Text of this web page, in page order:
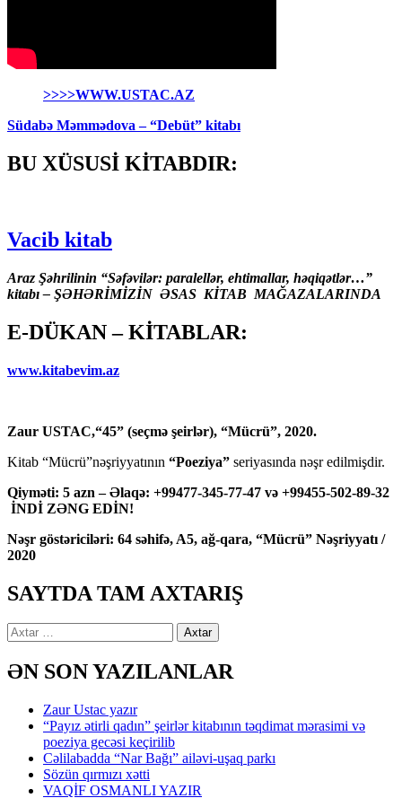
>>>>WWW.USTAC.AZ
Südabə Məmmədova – “Debüt” kitabı
BU XÜSUSİ KİTABDIR:
Vacib kitab
Araz Şəhrilinin “Səfəvilər: paralellər, ehtimallar, həqiqətlər…”
kitabı – ŞƏHƏRİMİZİN ƏSAS KİTAB MAĞAZALARINDA
E-DÜKAN – KİTABLAR:
www.kitabevim.az
Zaur USTAC,“45” (seçmə şeirlər), “Mücrü”, 2020.
Kitab “Mücrü”nəşriyyatının “Poeziya” seriyasında nəşr edilmişdir.
Qiyməti: 5 azn – Əlaqə: +99477-345-77-47 və +99455-502-89-32
İNDİ ZƏNG EDİN!
Nəşr göstəriciləri: 64 səhifə, A5, ağ-qara, “Mücrü” Nəşriyyatı /
2020
SAYTDA TAM AXTARIŞ
Axtarış:
ƏN SON YAZILANLAR
Zaur Ustac yazır
“Payız ətirli qadın” şeirlər kitabının təqdimat mərasimi və
poeziya gecəsi keçirilib
Cəlilabadda “Nar Bağı” ailəvi-uşaq parkı
Sözün qırmızı xətti
VAQİF OSMANLI YAZIR